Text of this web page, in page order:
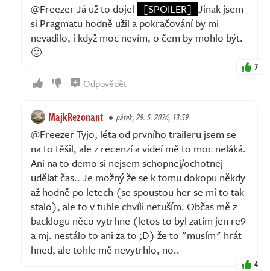
@Freezer Já už to dojel [SPOILER] Jinak jsem
si Pragmatu hodně užil a pokračování by mi
nevadilo, i když moc nevím, o čem by mohlo být.
🙂
7
Odpovědět
MajkRezonant pátek, 29. 5. 2026, 13:59
@Freezer Tyjo, léta od prvního traileru jsem se
na to těšil, ale z recenzí a videí mě to moc neláká.
Ani na to demo si nejsem schopnej/ochotnej
udělat čas.. Je možný že se k tomu dokopu někdy
až hodně po letech (se spoustou her se mi to tak
stalo), ale to v tuhle chvíli netuším. Občas mě z
backlogu něco vytrhne (letos to byl zatím jen re9
a mj. nestálo to ani za to ;D) že to "musím" hrát
hned, ale tohle mě nevytrhlo, no..
4